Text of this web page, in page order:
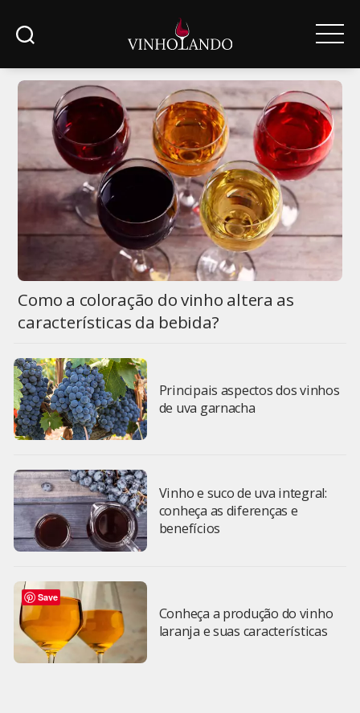
Vinholando
Como a coloração do vinho altera as
características da bebida?
Principais aspectos dos vinhos
de uva garnacha
Vinho e suco de uva integral:
conheça as diferenças e
benefícios
Conheça a produção do vinho
laranja e suas características
Save